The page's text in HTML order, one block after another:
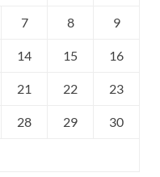
7 8 9
14 15 16
21 22 23
28 29 30